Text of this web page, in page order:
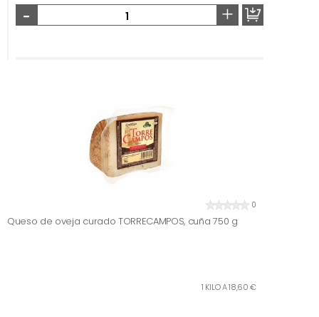
- +
0
Queso de oveja curado TORRECAMPOS, cuña 750 g
1 KILO A 18,60 €